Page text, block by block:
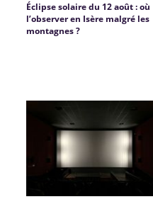
Éclipse solaire du 12 août : où
l’observer en Isère malgré les
montagnes ?